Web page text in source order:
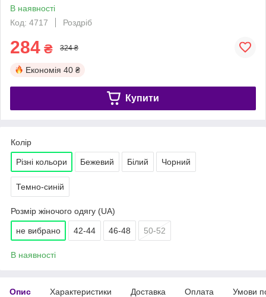
В наявності
Код: 4717
Роздріб
284 ₴ 324 ₴
Економія 40 ₴
Купити
Колір
Різні кольори Бежевий Білий Чорний
Темно-синій
Розмір жіночого одягу (UA)
не вибрано 42-44 46-48 50-52
В наявності
Опис Характеристики Доставка Оплата Умови